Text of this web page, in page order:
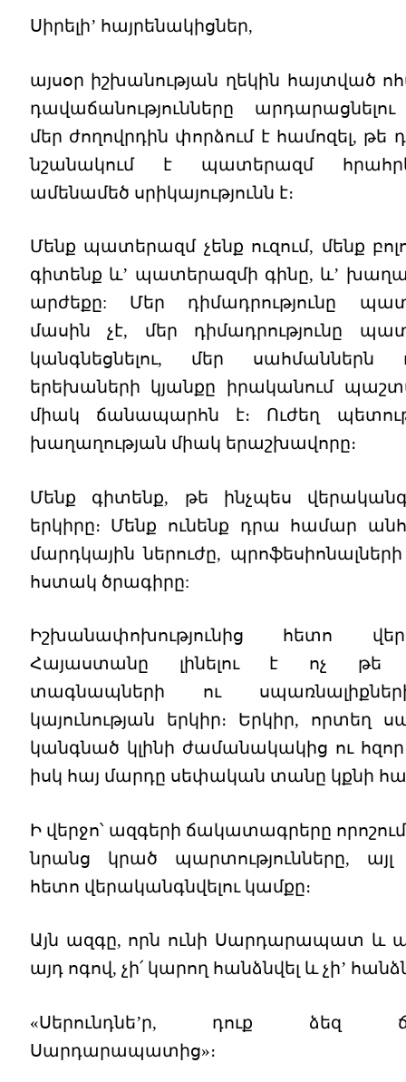
Սիրելի’ հայրենակիցներ,
այսօր իշխանության ղեկին հայտված
դավաճանությունները
մեր ժողովրդին փորձում է համոզել, թե
նշանակում է պատերազմ
ամենամեծ սրիկայությունն է։
Մենք պատերազմ չենք ուզում, մենք
գիտենք և’ պատերազմի գինը, և’
արժեքը: Մեր դիմադրությունը
մասին չէ, մեր դիմադրությունը
կանգնեցնելու, մեր սահմաններն
երեխաների կյանքը իրականում
միակ ճանապարհն է։ Ուժեղ
խաղաղության միակ երաշխավորը։
Մենք գիտենք, թե ինչպես
երկիրը։ Մենք ունենք դրա համար
մարդկային ներուժը,
հստակ ծրագիրը:
Իշխանափոխությունից հետո
Հայաստանը լինելու է ոչ թե
տագնապների ու
կայունության երկիր։ Երկիր, որտեղ
կանգնած կլինի ժամանակակից ու
իսկ հայ մարդը սեփական տանը կքնի
Ի վերջո՝ ազգերի ճակատագրերը որոշում
նրանց կրած պարտությունները, այլ
հետո վերականգնվելու կամքը։
Այն ազգը, որն ունի Սարդարապատ և
այդ ոգով, չի՛ կարող հանձնվել և չի’
«Սերունդնե’ր, դուք ձեզ
Սարդարապատից»։